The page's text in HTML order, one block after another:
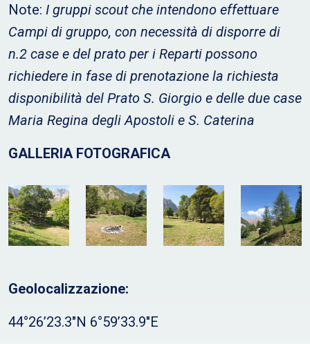
Note: I gruppi scout che intendono effettuare
Campi di gruppo, con necessità di disporre di
n.2 case e del prato per i Reparti possono
richiedere in fase di prenotazione la richiesta
disponibilità del Prato S. Giorgio e delle due case
Maria Regina degli Apostoli e S. Caterina
GALLERIA FOTOGRAFICA
Geolocalizzazione:
44°26’23.3″N 6°59’33.9″E